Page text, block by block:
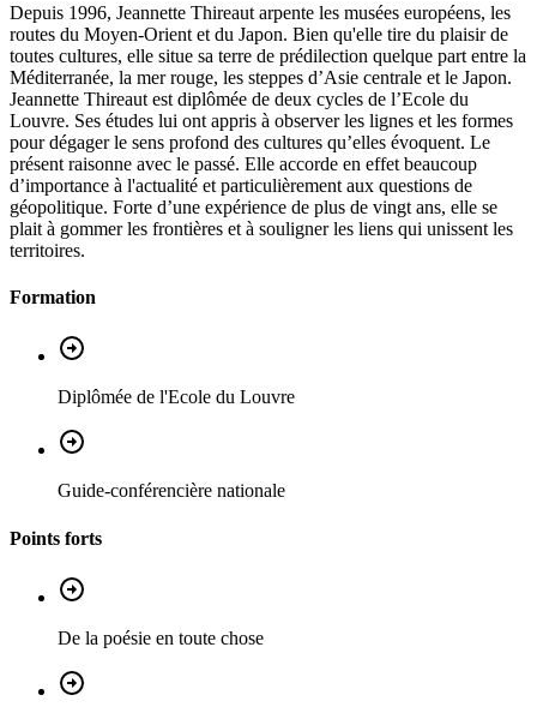
Depuis 1996, Jeannette Thireaut arpente les musées européens, les
routes du Moyen-Orient et du Japon. Bien qu'elle tire du plaisir de
toutes cultures, elle situe sa terre de prédilection quelque part entre la
Méditerranée, la mer rouge, les steppes d’Asie centrale et le Japon.
Jeannette Thireaut est diplômée de deux cycles de l’Ecole du
Louvre. Ses études lui ont appris à observer les lignes et les formes
pour dégager le sens profond des cultures qu’elles évoquent. Le
présent raisonne avec le passé. Elle accorde en effet beaucoup
d’importance à l'actualité et particulièrement aux questions de
géopolitique. Forte d’une expérience de plus de vingt ans, elle se
plait à gommer les frontières et à souligner les liens qui unissent les
territoires.
Formation
Diplômée de l'Ecole du Louvre
Guide-conférencière nationale
Points forts
De la poésie en toute chose